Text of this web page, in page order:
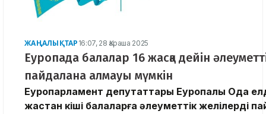
ЖАҢАЛЫҚТАР 16:07, 28 Қараша 2025
Еуропада балалар 16 жасқа дейін
пайдалана алмауы мүмкін
Еуропарламент депутаттары Еуропалық Одақ
жастан кіші балаларға әлеуметтік желілерді